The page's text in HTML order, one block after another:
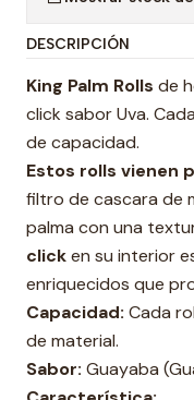
DESCRIPCIÓN
King Palm Rolls de
click sabor Uva.
de capacidad.
Estos rolls vienen
filtro de cascara de
palma con una
clicken su interior
enriquecidos que
Capacidad: Cada
de material.
Sabor: Guayaba